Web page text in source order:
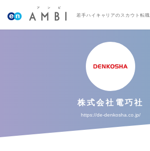
若手ハイキャリアのスカウト転職
株式会社電巧社
https://de-denkosha.co.jp/